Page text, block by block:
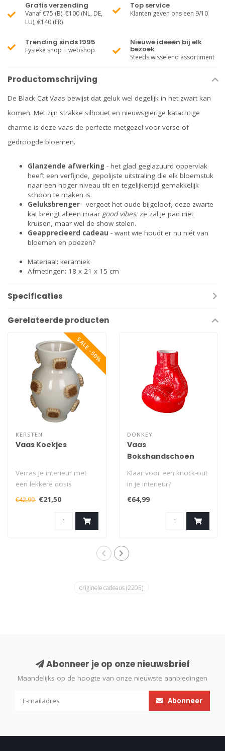
Gratis verzending
Vanaf €75 (B), €100 (NL, DE,
LU), €140 (FR)
Top service
Klanten geven ons een 9/10
Trending sinds 1995
Fysieke shop + webshop
Nieuwe ideeën bij elk
bezoek
Steeds wisselend assortiment
Productomschrijving
De Black Cat Vaas bewijst dat geluk wel degelijk in het zwart kan
komen. Met zijn strakke silhouet en nieuwsgierige katachtige
charme is deze vaas de perfecte metgezel voor verse of
gedroogde bloemen.
Glanzende afwerking - het glad geglazuurd oppervlak
heeft een verfijnde, gepolijste uitstraling die elk bloemstuk
naar een hoger niveau tilt en tegelijkertijd gemakkelijk
schoon te maken is.
Geluksbrenger - vergeet het oude bijgeloof, deze zwarte
kat brengt alleen maar good vibes: ze zal je pad niet
kruisen, maar wel de show stelen.
Geapprecieerd cadeau - want wie houdt er nu niét van
bloemen en poezen?
Materiaal: keramiek
Afmetingen: 18 x 21 x 15 cm
Specificaties
Gerelateerde producten
SALE -50%
KERSTEN
Vaas Koekjes
Verras je interieur met
een lekkere dosis
speelsheid. Deze
keramieken vaas is ni..
€42,99 €21,50
DONKEY
Vaas
Bokshandschoen
Klaar voor een knock-out
in je interieur?
Deze keramische vaas in
de vorm van e..
€64,99
originele cadeaus(2205)
Abonneer je op onze nieuwsbrief
Maandelijks op de hoogte van onze nieuwste aanbiedingen
Abonneer